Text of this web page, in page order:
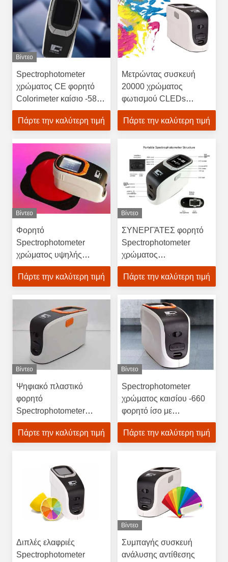
Βίντεο
Spectrophotometer
χρώματος CE φορητό
Colorimeter καίσιο -580
για το φθορισμού
λαμπτήρα
Πάρτε την καλύτερη τιμή
Μετρώντας συσκευή
20000 χρώματος
φωτισμού CLEDs
αποθήκευση στοιχείων
αποτελεσμάτων της
Πάρτε την καλύτερη τιμή
Βίντεο
Φορητό
Spectrophotometer
χρώματος υψηλής
αποδοτικότητας για την
πλαστική μέτρηση
Πάρτε την καλύτερη τιμή
Βίντεο
ΣΥΝΕΡΓΆΤΕΣ φορητό
Spectrophotometer
χρώματος
ΕΡΓΑΣΤΗΡΙΩΝ με το
μήκος κύματος
10mm
Πάρτε την καλύτερη τιμή
Βίντεο
Ψηφιακό πλαστικό
φορητό
Spectrophotometer
ελεγκτών χρώματος
χρωμάτων για τη
Πάρτε την καλύτερη τιμή
Βίντεο
Spectrophotometer
χρώματος καισίου -660
φορητό ίσο με
Spectrophotometer
ιεροτελεστίας Χ
Πάρτε την καλύτερη τιμή
Διπλές ελαφριές
Spectrophotometer
Βίντεο
Συμπαγής συσκευή
ανάλυσης αντίθεσης